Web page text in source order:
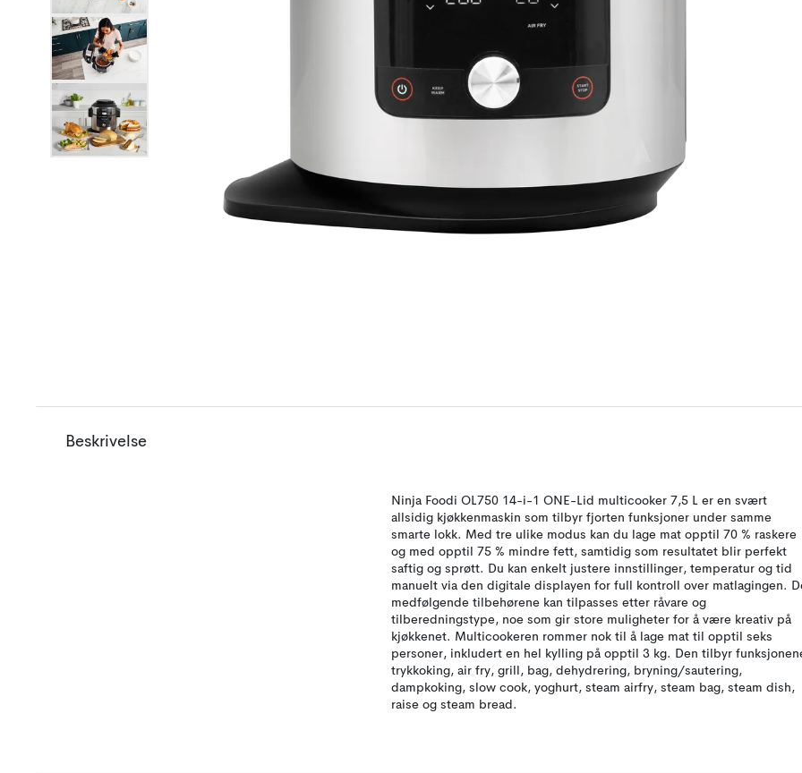
Beskrivelse
Ninja Foodi OL750 14-i-1 ONE-Lid multicooker 7,5 L er en svært
allsidig kjøkkenmaskin som tilbyr fjorten funksjoner under samme
smarte lokk. Med tre ulike modus kan du lage mat opptil 70 % raskere
og med opptil 75 % mindre fett, samtidig som resultatet blir perfekt
saftig og sprøtt. Du kan enkelt justere innstillinger, temperatur og tid
manuelt via den digitale displayen for full kontroll over matlagingen.
medfølgende tilbehørene kan tilpasses etter råvare og
tilberedningstype, noe som gir store muligheter for å være kreativ på
kjøkkenet. Multicookeren rommer nok til å lage mat til opptil seks
personer, inkludert en hel kylling på opptil 3 kg. Den tilbyr
trykkoking, air fry, grill, bag, dehydrering, bryning/sautering,
dampkoking, slow cook, yoghurt, steam airfry, steam bag, steam dish,
raise og steam bread.